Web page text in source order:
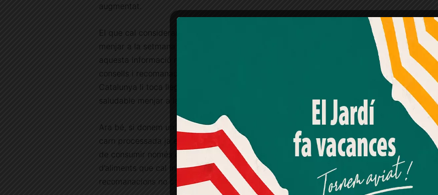
augmentat.
El que cal considerar ara, és quina quantitat de carn processada i vermella es pot
menjar a la setmana per tal de tenir una vida saludable. Desgraciadament,
aquesta informació no va ser publicada per l’OMS. Qui s’encarrega de donar
consells i recomanacions són els diferents estats. Per tant, ara a la Generalitat de
Catalunya li toca llegir-se l’informe de l’OMS i decidir quina quantitat de carn és
saludable menjar a la setmana.
Ara bé, si donem un cop d’ull a l’última piràmide dels aliments de la Generalitat, la
carn processada ja es troba en un dels últims esglaons, fet que significa que s’ha
de consumir només ocasionalment. I la carn vermella es troba dins el grup
d’aliments que cal menjar setmanalment. Per tant, és possible que les
recomanacions no canviïn gens o tan sols lleugerament.
Amb el seu acord, nosaltres fem servir galetes o
tecnologies similars per emmagatzemar, accedir i
processar dades personals com la seva visita a aquest lloc
web. Pot retirar el seu consentiment o oposar-se al
processament de dades basat en interessos legítims en
qualsevol moment fent clic a "Ajustos de cookies" o a la
nostra Política de privacitat en aquest lloc web. Si cliques
"acceptar" dones el teu consentiment
Més informació Acceptar Rebutjar tot
Quan l’usuari crea un compte al Diari el Jardí, dona el seu
consentiment explícit per rebre comunicacions